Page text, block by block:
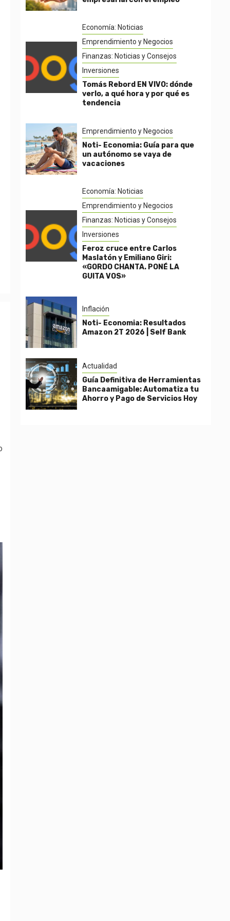
Economía: Noticias
Emprendimiento y Negocios
Finanzas: Noticias y Consejos
Inversiones
Tomás Rebord EN VIVO: dónde
verlo, a qué hora y por qué es
tendencia
Emprendimiento y Negocios
Noti- Economia: Guía para que
un autónomo se vaya de
vacaciones
Economía: Noticias
Emprendimiento y Negocios
Finanzas: Noticias y Consejos
Inversiones
Feroz cruce entre Carlos
Maslatón y Emiliano Giri:
«GORDO CHANTA. PONÉ LA
GUITA VOS»
Inflación
Noti- Economia: Resultados
Amazon 2T 2026 | Self Bank
Actualidad
Guía Definitiva de Herramientas
Bancaamigable: Automatiza tu
Ahorro y Pago de Servicios Hoy